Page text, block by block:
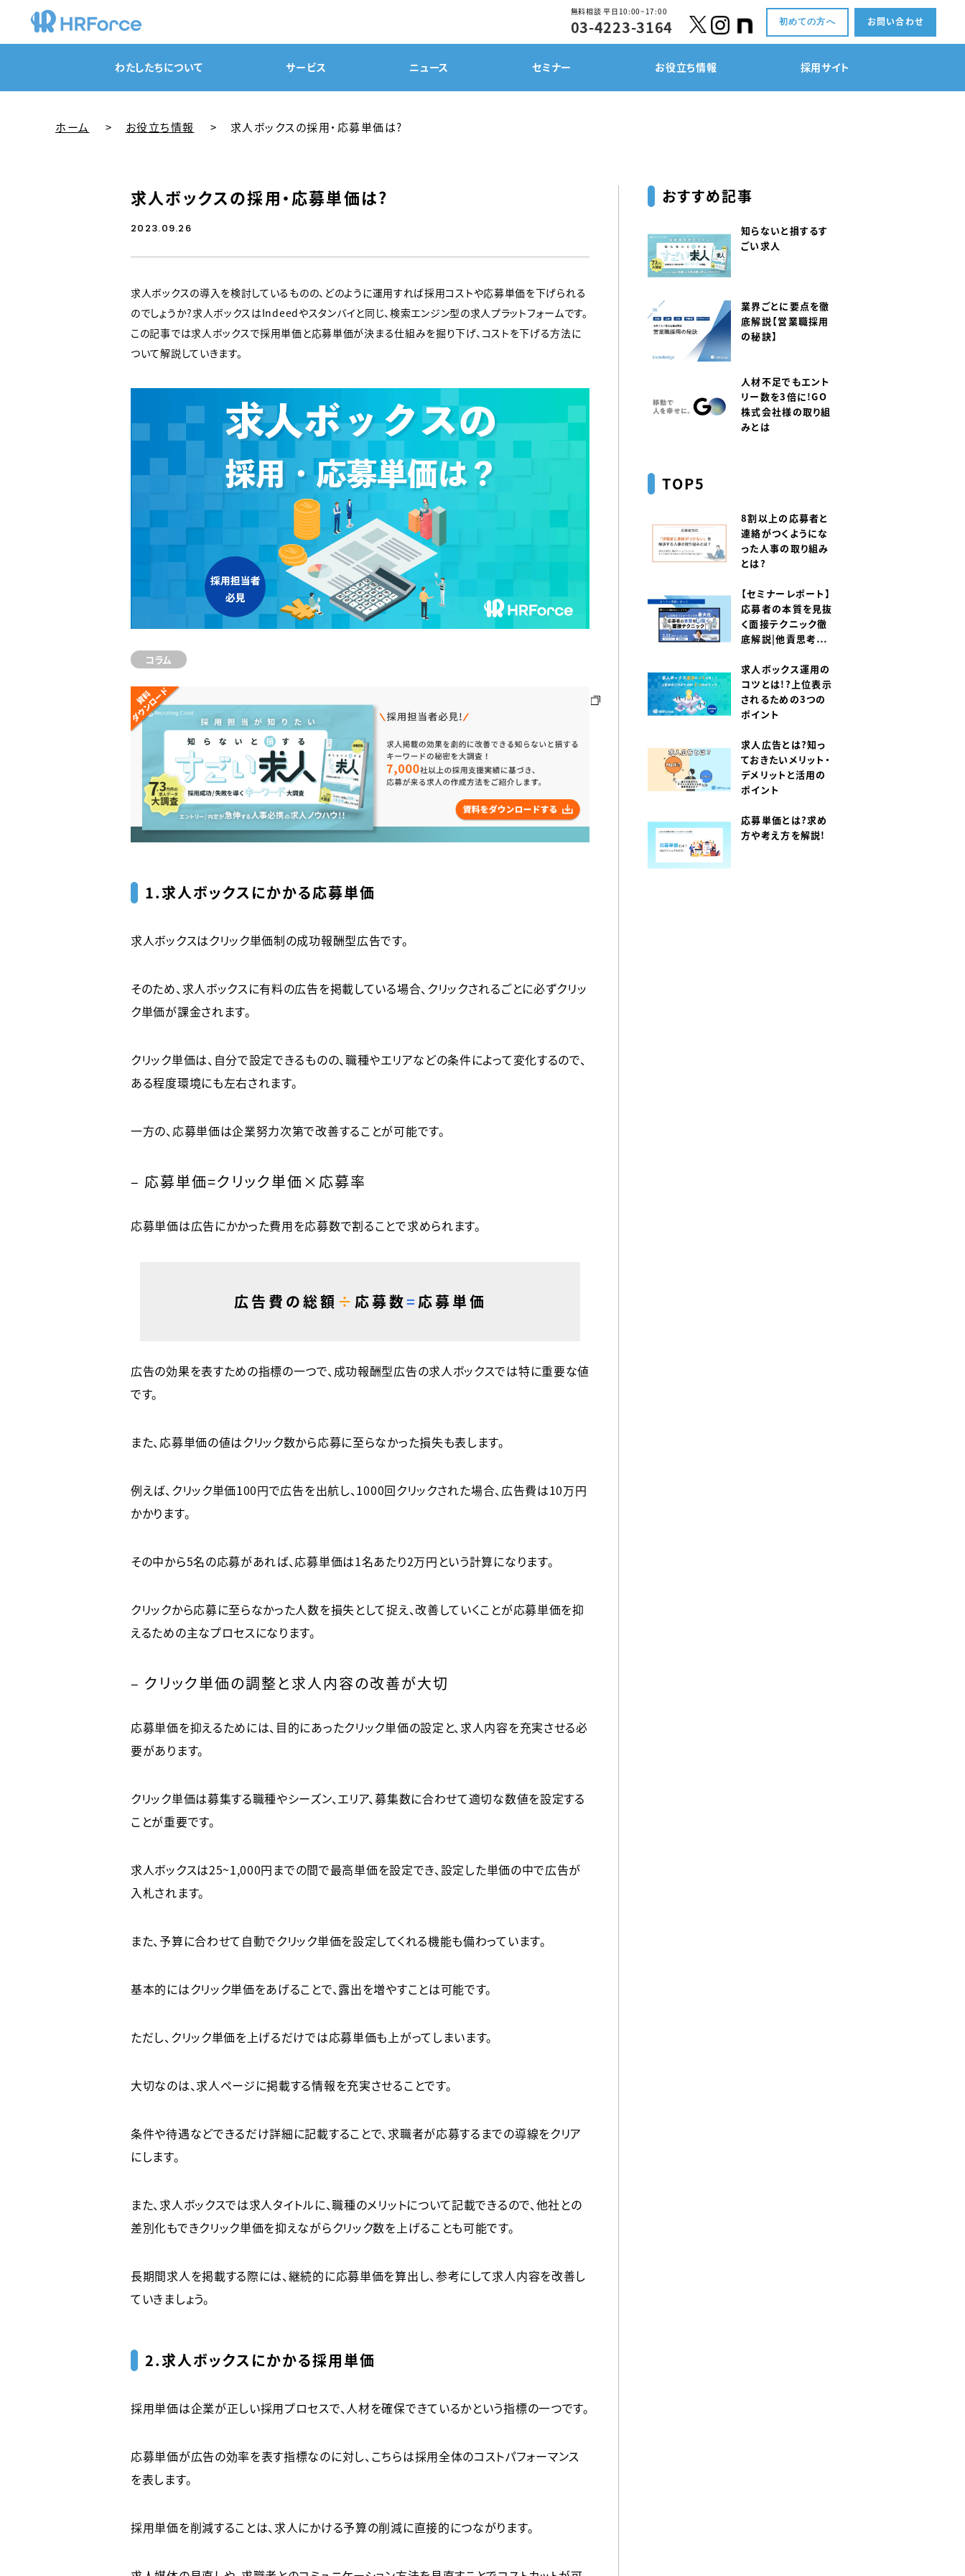
無料相談 平日10:00～17:00
03-4223-3164 初めての方へ お問い合わせ
わたしたちについて サービス ニュース セミナー お役立ち情報 採用サイト
ホーム お役立ち情報 求人ボックスの採用・応募単価は？
求人ボックスの採用・応募単価は？
2023.09.26
求人ボックスの導入を検討しているものの、どのように運用すれば採用コストや応募単価を下げられる
のでしょうか？求人ボックスはIndeedやスタンバイと同じ、検索エンジン型の求人プラットフォームです。
この記事では求人ボックスで採用単価と応募単価が決まる仕組みを掘り下げ、コストを下げる方法に
ついて解説していきます。
コラム
1.求人ボックスにかかる応募単価
求人ボックスはクリック単価制の成功報酬型広告です。
そのため、求人ボックスに有料の広告を掲載している場合、クリックされるごとに必ずクリッ
ク単価が課金されます。
クリック単価は、自分で設定できるものの、職種やエリアなどの条件によって変化するので、
ある程度環境にも左右されます。
一方の、応募単価は企業努力次第で改善することが可能です。
– 応募単価=クリック単価×応募率
応募単価は広告にかかった費用を応募数で割ることで求められます。
広告費の総額 ÷ 応募数＝応募単価
広告の効果を表すための指標の一つで、成功報酬型広告の求人ボックスでは特に重要な値
です。
また、応募単価の値はクリック数から応募に至らなかった損失も表します。
例えば、クリック単価100円で広告を出航し、1000回クリックされた場合、広告費は10万円
かかります。
その中から5名の応募があれば、応募単価は1名あたり2万円という計算になります。
クリックから応募に至らなかった人数を損失として捉え、改善していくことが応募単価を抑
えるための主なプロセスになります。
– クリック単価の調整と求人内容の改善が大切
応募単価を抑えるためには、目的にあったクリック単価の設定と、求人内容を充実させる必
要があります。
クリック単価は募集する職種やシーズン、エリア、募集数に合わせて適切な数値を設定する
ことが重要です。
求人ボックスは25〜1,000円までの間で最高単価を設定でき、設定した単価の中で広告が
入札されます。
また、予算に合わせて自動でクリック単価を設定してくれる機能も備わっています。
基本的にはクリック単価をあげることで、露出を増やすことは可能です。
ただし、クリック単価を上げるだけでは応募単価も上がってしまいます。
大切なのは、求人ページに掲載する情報を充実させることです。
条件や待遇などできるだけ詳細に記載することで、求職者が応募するまでの導線をクリア
にします。
また、求人ボックスでは求人タイトルに、職種のメリットについて記載できるので、他社との
差別化もできクリック単価を抑えながらクリック数を上げることも可能です。
長期間求人を掲載する際には、継続的に応募単価を算出し、参考にして求人内容を改善し
ていきましょう。
2.求人ボックスにかかる採用単価
採用単価は企業が正しい採用プロセスで、人材を確保できているかという指標の一つです。
応募単価が広告の効率を表す指標なのに対し、こちらは採用全体のコストパフォーマンス
を表します。
採用単価を削減することは、求人にかける予算の削減に直接的につながります。
おすすめ記事
知らないと損するす
ごい求人
業界ごとに要点を徹
底解説【営業職採用
の秘訣】
人材不足でもエント
リー数を3倍に！GO
株式会社様の取り組
みとは
TOP5
8割以上の応募者と
連絡がつくようにな
った人事の取り組み
とは？
【セミナーレポート】
応募者の本質を見抜
く面接テクニック徹
底解説｜他責思考と
求人ボックス運用の
コツとは！？上位表示
されるための3つの
ポイント
求人広告とは？知っ
ておきたいメリット・
デメリットと活用の
ポイント
応募単価とは？求め
方や考え方を解説！